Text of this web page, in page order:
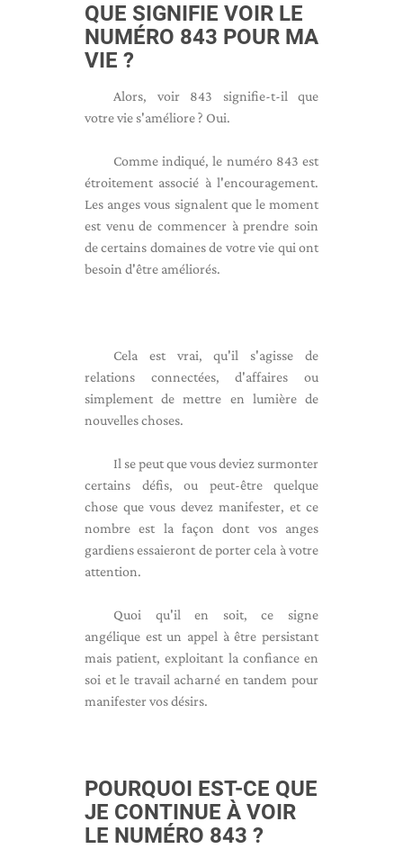
QUE SIGNIFIE VOIR LE
NUMÉRO 843 POUR MA
VIE ?
Alors, voir 843 signifie-t-il que
votre vie s'améliore ? Oui.
Comme indiqué, le numéro 843 est
étroitement associé à l'encouragement.
Les anges vous signalent que le moment
est venu de commencer à prendre soin
de certains domaines de votre vie qui ont
besoin d'être améliorés.
Cela est vrai, qu'il s'agisse de
relations connectées, d'affaires ou
simplement de mettre en lumière de
nouvelles choses.
Il se peut que vous deviez surmonter
certains défis, ou peut-être quelque
chose que vous devez manifester, et ce
nombre est la façon dont vos anges
gardiens essaieront de porter cela à votre
attention.
Quoi qu'il en soit, ce signe
angélique est un appel à être persistant
mais patient, exploitant la confiance en
soi et le travail acharné en tandem pour
manifester vos désirs.
POURQUOI EST-CE QUE
JE CONTINUE À VOIR
LE NUMÉRO 843 ?